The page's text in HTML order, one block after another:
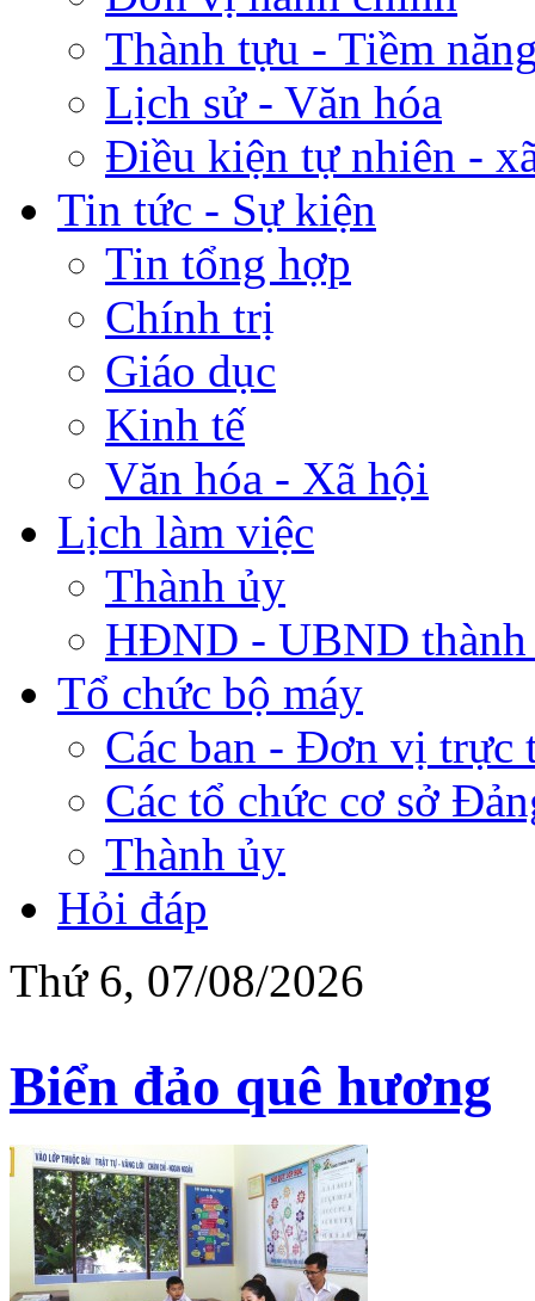
Thành tựu - Tiềm
Lịch sử - Văn hóa
Điều kiện tự nhiên -
Tin tức - Sự kiện
Tin tổng hợp
Chính trị
Giáo dục
Kinh tế
Văn hóa - Xã hội
Lịch làm việc
Thành ủy
HĐND - UBND thành
Tổ chức bộ máy
Các ban - Đơn vị trực
Các tổ chức cơ sở
Thành ủy
Hỏi đáp
Thứ 6, 07/08/2026
Biển đảo quê hương